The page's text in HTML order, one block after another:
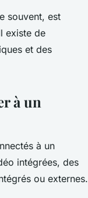
souvent, est
existe de
et des
à un
à un
intégrées, des
ou externes.